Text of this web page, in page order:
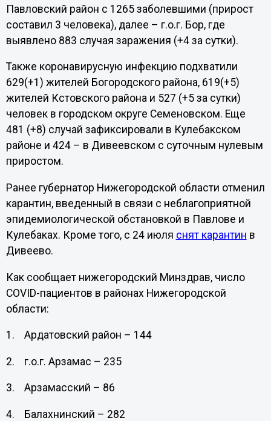
Павловский район с 1265 заболевшими (прирост
составил 3 человека), далее – г.о.г. Бор, где
выявлено 883 случая заражения (+4 за сутки).
Также коронавирусную инфекцию подхватили
629(+1) жителей Богородского района, 619(+5)
жителей Кстовского района и 527 (+5 за сутки)
человек в городском округе Семеновском. Еще
481 (+8) случай зафиксировали в Кулебакском
районе и 424 – в Дивеевском с суточным нулевым
приростом.
Ранее губернатор Нижегородской области отменил
карантин, введенный в связи с неблагоприятной
эпидемиологической обстановкой в Павлове и
Кулебаках. Кроме того, с 24 июля снят карантин в
Дивеево.
Как сообщает нижегородский Минздрав, число
COVID-пациентов в районах Нижегородской
области:
1. Ардатовский район – 144
2. г.о.г. Арзамас – 235
3. Арзамасский – 86
4. Балахнинский – 282